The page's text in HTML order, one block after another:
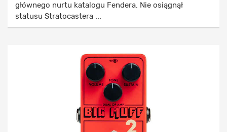
głównego nurtu katalogu Fendera. Nie osiągnął
statusu Stratocastera ...